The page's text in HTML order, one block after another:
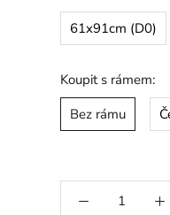
61x91cm (D0)
Koupit s rámem:
Bez rámu